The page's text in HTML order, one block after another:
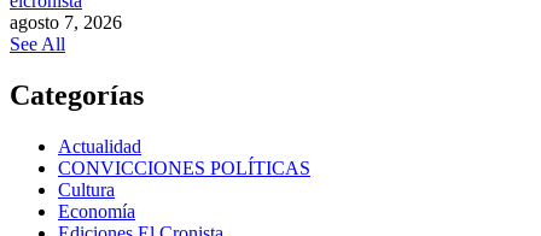
agosto 7, 2026
See All
Categorías
Actualidad
CONVICCIONES POLÍTICAS
Cultura
Economía